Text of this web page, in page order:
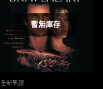
暫無庫存
全新黑膠